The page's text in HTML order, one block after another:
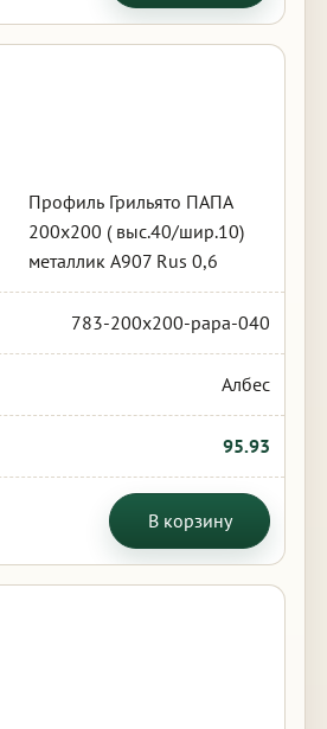
Профиль Грильято ПАПА
200х200 ( выс.40/шир.10)
металлик А907 Rus 0,6
783-200x200-papa-040
Албес
95.93
В корзину